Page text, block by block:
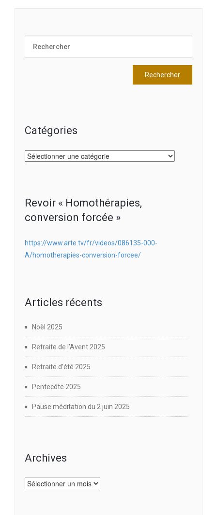
Catégories
Catégories
Revoir « Homothérapies,
conversion forcée »
https://www.arte.tv/fr/videos/086135-000-
A/homotherapies-conversion-forcee/
Articles récents
Noël 2025
Retraite de l’Avent 2025
Retraite d’été 2025
Pentecôte 2025
Pause méditation du 2 juin 2025
Archives
Archives